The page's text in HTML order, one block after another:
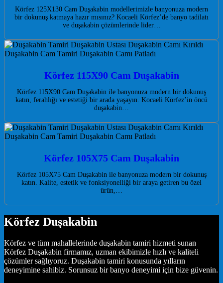
Körfez 125X130 Cam Duşakabin modellerimizle banyonuza modern
bir dokunuş katmaya hazır mısınız? Kocaeli Körfez’de banyo tadilatı
ve duşakabin çözümlerinde lider…
Körfez 115X90 Cam Duşakabin
Körfez 115X90 Cam Duşakabin ile banyonuza modern bir dokunuş
katın, ferahlığı ve estetiği bir arada yaşayın. Kocaeli Körfez’in öncü
duşakabin…
Körfez 105X75 Cam Duşakabin
Körfez 105X75 Cam Duşakabin ile banyonuza modern bir dokunuş
katın. Kalite, estetik ve fonksiyonelliği bir araya getiren bu özel
ürün,…
Körfez Duşakabin
Körfez ve tüm mahallelerinde duşakabin tamiri hizmeti sunan
Körfez Duşakabin firmamız, uzman ekibimizle hızlı ve kaliteli
çözümler sağlıyoruz. Duşakabin tamiri konusunda yılların
deneyimine sahibiz. Sorunsuz bir banyo deneyimi için bize güvenin.